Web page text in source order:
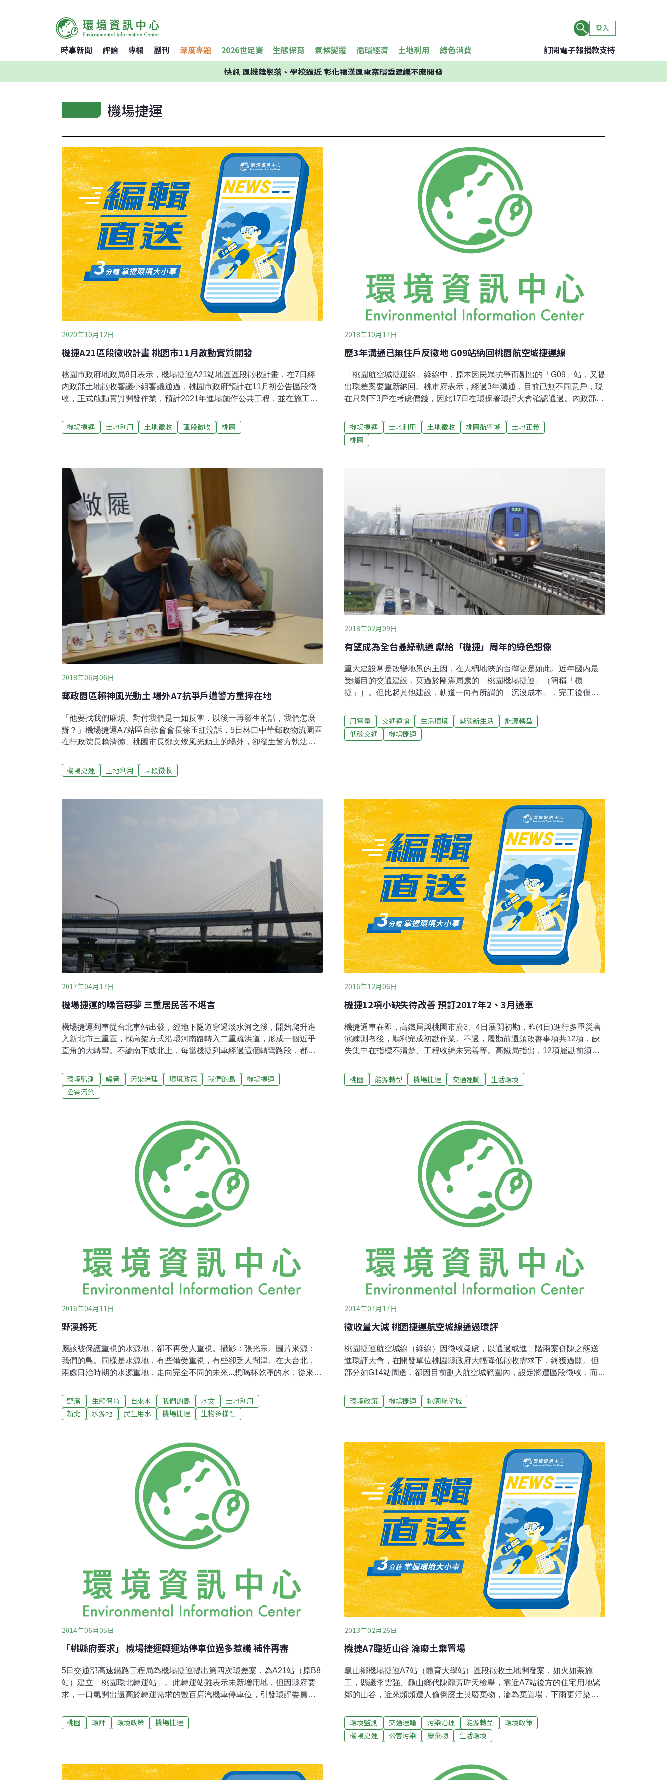
登入
時事新聞 評論 專欄 副刊 深度專題 2026世足賽 生態保育 氣候變遷 循環經濟 土地利用 綠色消費 訂閱電子報捐款支持
快訊風機離聚落、學校過近 彰化福漢風電案環委建議不應開發
機場捷運
2020年10月12日
機捷A21區段徵收計畫 桃園市11月啟動實質開發
桃園市政府地政局8日表示，機場捷運A21站地區區段徵收計畫，在7日經
內政部土地徵收審議小組審議通過，桃園市政府預計在11月初公告區段徵
收，正式啟動實質開發作業，預計2021年進場施作公共工程，並在施工後2
的中壢SOGO商圈及中壢區公所，自2018年3月捷運通車後，帶動周邊地區
房市發展，原有都市發展用地已不敷需求。市府表示，本案範圍北側的興
土地供興建社會住宅，以及保留2.2公頃的埤塘作為公園。
機場捷運 土地利用 土地徵收 區段徵收 桃園
2018年10月17日
歷3年溝通已無住戶反徵地 G09站納回桃園航空城捷運線
「桃園航空城捷運線」綠線中，原本因民眾抗爭而剔出的「G09」站，又提
出環差案要重新納回。桃市府表示，經過3年溝通，目前已無不同意戶，現
在只剩下3戶在考慮價錢，因此17日在環保署環評大會確認通過。內政部次
理，最後一步才是走到徵收。綠線在2014年通過環評，全長27.8公里，有
21座車站（地下車站10座、高架車站11座）。將與台北捷運銜接，行經大
園鄉、蘆竹市、桃園市及八德市，計畫在2021年完工通車，桃園航空城捷
未點頭，但是想知道能拿得多少錢，主要是價格的問題，但要明確知
機場捷運 土地利用 土地徵收 桃園航空城
土地正義
桃園
2018年06月06日
郵政園區賴神風光動土 場外A7抗爭戶遭警方重摔在地
「他要找我們麻煩、對付我們是一如反掌，以後一再發生的話，我們怎麼
辦？」機場捷運A7站區自救會會長徐玉紅泣訴，5日林口中華郵政物流園區
在行政院長賴清德、桃園市長鄭文燦風光動土的場外，卻發生警方執法過
人行道上遭警方四腳騰空抬起，一陣掙扎後重重摔在地上，經林口長庚驗
傷，報告指出其右側肩韌帶扭傷，目前手仍無法舉高、腰部疼痛。「政府
方不成比例的執法，擔心未來更多的陳抗民眾遭粗暴對待，更批區段徵收
機場捷運 土地利用 區段徵收
2018年02月09日
有望成為全台最綠軌道 獻給「機捷」周年的綠色想像
重大建設常是改變地景的主因，在人稠地狹的台灣更是如此。近年國內最
受矚目的交通建設，莫過於剛滿周歲的「桃園機場捷運」（簡稱「機
捷」）。但比起其他建設，軌道一向有所謂的「沉沒成本」，完工後僅能
車站和軌道，除了改變北北桃三縣市地貌，更會對周遭人文與地理景觀造
成衝擊。以下，筆者以自身搭乘的經驗，歸納機捷帶來的三種地景變化，
除了想讓軌道建設連結公共議題和環境關懷，也期盼讓國人等待20年、營
市區，必須拐好幾個彎、閃過高樓、甚至橫過民宅。在此路段，旅客可感
受台北住商林立的大廈，轉變
用電量 交通運輸 生活環境 減碳新生活
能源轉型
低碳交通
機場捷運
2017年04月17日
機場捷運的噪音惡夢 三重居民苦不堪言
機場捷運列車從台北車站出發，經地下隧道穿過淡水河之後，開始爬升進
入新北市三重區，採高架方式沿環河南路轉入二重疏洪道，形成一個近乎
直角的大轉彎。不論南下或北上，每當機捷列車經過這個轉彎路段，都會
民，每天都會受到機捷噪音干擾。今年正式通車以後，情況越來越嚴峻，
從清晨4點多發出第一班巡軌列車之後，早上6點到晚上12點，平均每個整
點各有八個班次從南北對開，現在不到5分鐘就有一列列車呼嘯而過，沿線
隔天早上不到5點又開始發車，真正能睡覺的時間只有3、4個小時，誰受得
了。楊先生說家裡年紀比較大的長輩，都要吃安眠藥才能睡著，年輕人更
慘，白天要上班，晚上不能好好休息，很多住戶都搬走了。三重區成功里
里長陳世宗表示，附近都是大樓建築，受機捷噪音影響的將近1000戶，大
環境監測 噪音 污染治理 環境政策 我們的島
機場捷運
公害污染
2016年12月06日
機捷12項小缺失待改善 預訂2017年2、3月通車
機捷通車在即，高鐵局與桃園市府3、4日展開初勘，昨(4日)進行多重災害
演練測考後，順利完成初勘作業。不過，履勘前還須改善事項共12項，缺
失集中在指標不清楚、工程收編未完善等。高鐵局指出，12項履勘前須改
通過，桃捷公司就取得營運許可，預定明年（2017）2、3月通車。桃捷公
司表示，機捷通車後可在台北站預辦登機和行李託運，由華航與長榮服
就工程施工、測試及營運規章等資料文件檢視，再前往機捷重要轉運與端
末站，以及青埔機廠（含行控中心）視察，昨日(4日)並於列車行駛體育大
學站（A7站）往泰山貴和站（A6站）途中，模擬車廂發生縱火，導致斷電
致列車失去動力，只能以滑行方式進入泰山貴和站，並須緊急疏散列車旅
桃園 能源轉型 機場捷運 交通運輸 生活環境
2016年04月11日
野溪將死
應該被保護重視的水源地，卻不再受人重視。攝影：張光宗。圖片來源：
我們的島。同樣是水源地，有些備受重視，有些卻乏人問津。在大台北，
兩處日治時期的水源重地，走向完全不同的未來...想喝杯乾淨的水，從來都
十多公里長的系統，目前仍在運作，成為台灣第一個系統性古蹟。為了維
持水源潔淨，平時受到嚴謹保護。從2003年起，草山生態文史聯盟每年都
會在世界水資源日，舉辦天母水道祭，其中最熱鬧的，就是串連當地學校
陽明山水源地備受重視，在新莊十八份坑溪畔的水源地，卻奄奄一息。這
是條從林口台地流向新莊的小溪，日治時代新莊街長阿久根爭取經費，在
1933年，建起這座新莊最早的自來水廠，供應新莊泰山一帶民生用水，持
續運作到1976年。停用後，設施日漸老舊，1999年整建為現在的生態親水
野溪 生態保育 自來水 我們的島 水文
土地利用
新北
水源地 民生用水 機場捷運 生物多樣性
2014年07月17日
徵收量大減 桃園捷運航空城線通過環評
桃園捷運航空城線（綠線）因徵收疑慮，以通過或進二階兩案併陳之態送
進環評大會，在開發單位桃園縣政府大幅降低徵收需求下，終獲過關。但
部分如G14站周邊，卻因目前劃入航空城範圍內，設定將遭區段徵收，而無
結論特別附帶條件，若G14等區若日後劃出航空城範圍，應比照之前爭議較
大的G9、G10、G11站舉辦意見調查、說明會等談判。而G14是否能劃出航
個車站，其中地下車站10座、高架車站11座，另設有2個機廠。此線規劃為
中運量系統，路線自北端航空城特定區之機場聯外捷運站起，經菓林都市
計畫區、接台4省道高架跨越高速鐵路，於中山高速公路北側由高架轉入地
下，穿越中山高速公路，沿桃園市中正路往南行經中正藝
環境政策 機場捷運 桃園航空城
2014年06月05日
「桃縣府要求」 機場捷運轉運站停車位過多惹議 補件再審
5日交通部高速鐵路工程局為機場捷運提出第四次環差案，為A21站（原B8
站）建立「桃園環北轉運站」。此轉運站雖表示未新增用地，但因縣府要
求，一口氣開出遠高於轉運需求的數百席汽機車停車位，引發環評委員疑
責管理後再送審。原環評以「桃園都會區大眾捷運系統規劃」在2001年1月
獲通過，其中A21於2010年第二次環差時由B8更名。「只是說要有一個
運將於年底通車，高鐵局表示，A21站距中壢市區有3公里遠，基於通車後
捷運接駁與旅客服務需求而設立轉運站。轉運站開發面積佔地1.52公頃
桃園 環評 環境政策 機場捷運
2013年02月26日
機捷A7臨近山谷 淪廢土棄置場
龜山鄉機場捷運A7站（體育大學站）區段徵收土地開發案，如火如荼施
工，縣議李雲強、龜山鄉代陳龍芳昨天檢舉，靠近A7站後方的住宅用地緊
鄰的山谷，近來頻頻遭人偷倒廢土與廢棄物，淪為棄置場，下雨更汙染下
頃，由內政部土地重畫工程處主辦，目前整個區域建物拆除，進行公共工
程整地施工。李雲強表示，A7站區區段徵收土地面積大，站區不少土地是
鄰近新北市的山谷，尤其A7站後方、長庚大學後方山坡交界的山谷，地處
下游水源。陳龍芳表示，去年底，桃園縣、新北市交界處，就曾查獲A7站
區內用地遭業者亂倒垃圾廢土汙泥，最近又陸續有龜山鄉民檢舉，靠近長
環境監測 交通運輸 污染治理 能源轉型
環境政策
機場捷運
公害污染 廢棄物 生活環境